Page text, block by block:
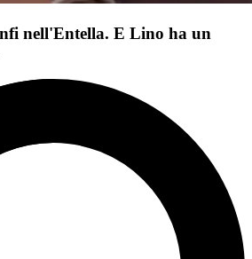
nell'Entella. E Lino ha un